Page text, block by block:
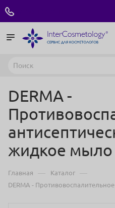
DERMA -
жидкое мыло
Главная — Каталог —
DERMA -